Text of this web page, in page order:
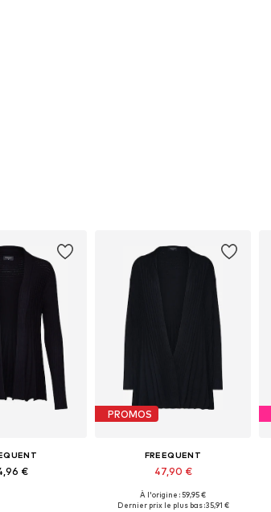
€
PROMOS
FREEQUENT
47,90 €
À l'origine : 59,95 €
Dernier prix le plus bas :35,91 €